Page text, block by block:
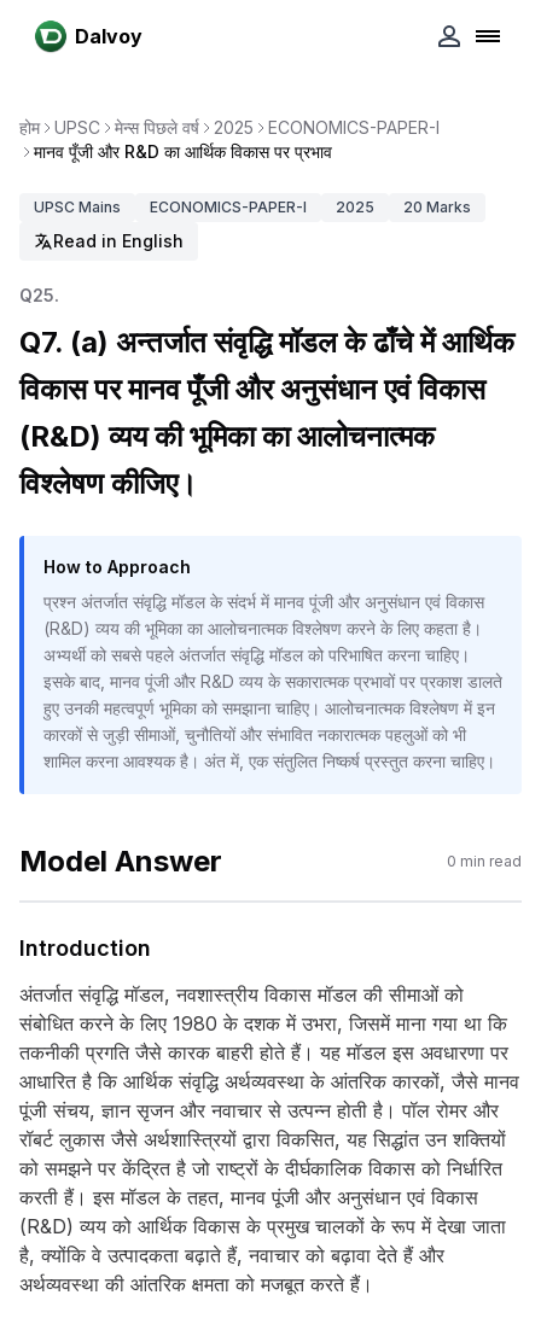
Dalvoy
होम UPSC मेन्स पिछले वर्ष 2025
ECONOMICS-PAPER-I
मानव पूँजी और R&D का आर्थिक विकास पर प्रभाव
UPSC Mains ECONOMICS-PAPER-I 2025 20 Marks
Read in English
Q25.
Q7. (a) अन्तर्जात संवृद्धि मॉडल के ढाँचे में आर्थिक
विकास पर मानव पूँजी और अनुसंधान एवं विकास
(R&D) व्यय की भूमिका का आलोचनात्मक
विश्लेषण कीजिए।
How to Approach
प्रश्न अंतर्जात संवृद्धि मॉडल के संदर्भ में मानव पूंजी और अनुसंधान एवं विकास
(R&D) व्यय की भूमिका का आलोचनात्मक विश्लेषण करने के लिए कहता है।
अभ्यर्थी को सबसे पहले अंतर्जात संवृद्धि मॉडल को परिभाषित करना चाहिए।
इसके बाद, मानव पूंजी और R&D व्यय के सकारात्मक प्रभावों पर प्रकाश डालते
हुए उनकी महत्वपूर्ण भूमिका को समझाना चाहिए। आलोचनात्मक विश्लेषण में इन
कारकों से जुड़ी सीमाओं, चुनौतियों और संभावित नकारात्मक पहलुओं को भी
शामिल करना आवश्यक है। अंत में, एक संतुलित निष्कर्ष प्रस्तुत करना चाहिए।
Model Answer 0 min read
Introduction
अंतर्जात संवृद्धि मॉडल, नवशास्त्रीय विकास मॉडल की सीमाओं को
संबोधित करने के लिए 1980 के दशक में उभरा, जिसमें माना गया था कि
तकनीकी प्रगति जैसे कारक बाहरी होते हैं। यह मॉडल इस अवधारणा पर
आधारित है कि आर्थिक संवृद्धि अर्थव्यवस्था के आंतरिक कारकों, जैसे मानव
पूंजी संचय, ज्ञान सृजन और नवाचार से उत्पन्न होती है। पॉल रोमर और
रॉबर्ट लुकास जैसे अर्थशास्त्रियों द्वारा विकसित, यह सिद्धांत उन शक्तियों
को समझने पर केंद्रित है जो राष्ट्रों के दीर्घकालिक विकास को निर्धारित
करती हैं। इस मॉडल के तहत, मानव पूंजी और अनुसंधान एवं विकास
(R&D) व्यय को आर्थिक विकास के प्रमुख चालकों के रूप में देखा जाता
है, क्योंकि वे उत्पादकता बढ़ाते हैं, नवाचार को बढ़ावा देते हैं और
अर्थव्यवस्था की आंतरिक क्षमता को मजबूत करते हैं।